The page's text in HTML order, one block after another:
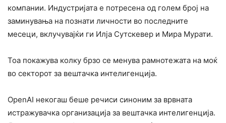
компании. Индустријата е потресена од голем број на
заминувања на познати личности во последните
месеци, вклучувајќи ги Илја Сутскевер и Мира Мурати.
Тоа покажува колку брзо се менува рамнотежата на моќ
во секторот за вештачка интелигенција.
OpenAI некогаш беше речиси синоним за врвната
истражувачка организација за вештачка интелигенција.